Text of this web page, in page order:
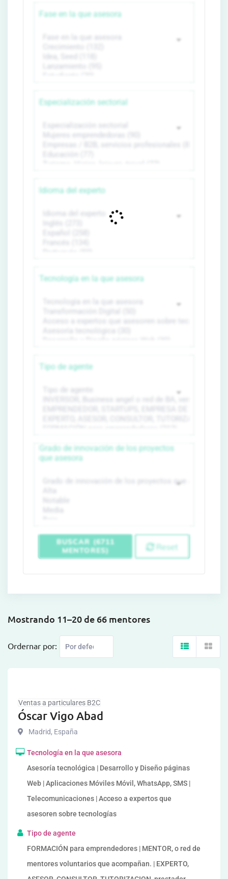
Fase en la que asesora
Especialización sectorial
Idioma del experto
Tecnología en la que asesora
Tipo de agente
Grado de innovación de los proyectos
que asesora
BUSCAR (6711
MENTORES)
Reset
Mostrando 11–20 de 66 mentores
Ordernar por:
Ventas a particulares B2C
Óscar Vigo Abad
Madrid, España
Tecnología en la que asesora
Asesoría tecnológica | Desarrollo y Diseño páginas
Web | Aplicaciones Móviles Móvil, WhatsApp, SMS |
Telecomunicaciones | Acceso a expertos que
asesoren sobre tecnologías
Tipo de agente
FORMACIÓN para emprendedores | MENTOR, o red de
mentores voluntarios que acompañan. | EXPERTO,